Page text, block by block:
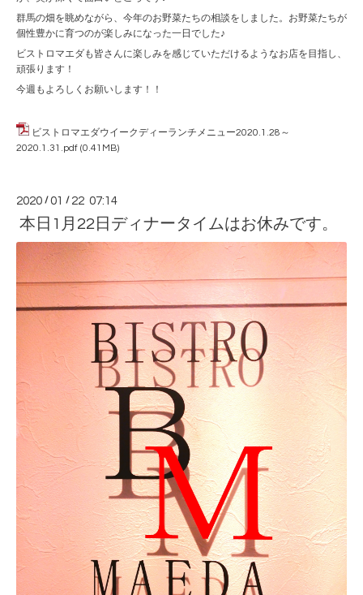
群馬の畑を眺めながら、今年のお野菜たちの相談をしました。お野菜たちが
個性豊かに育つのが楽しみになった一日でした♪
ビストロマエダも皆さんに楽しみを感じていただけるようなお店を目指し、
頑張ります！
今週もよろしくお願いします！！
ビストロマエダウイークディーランチメニュー2020.1.28～
2020.1.31.pdf (0.41MB)
2020 /01 / 22 07:14
本日1月22日ディナータイムはお休みです。